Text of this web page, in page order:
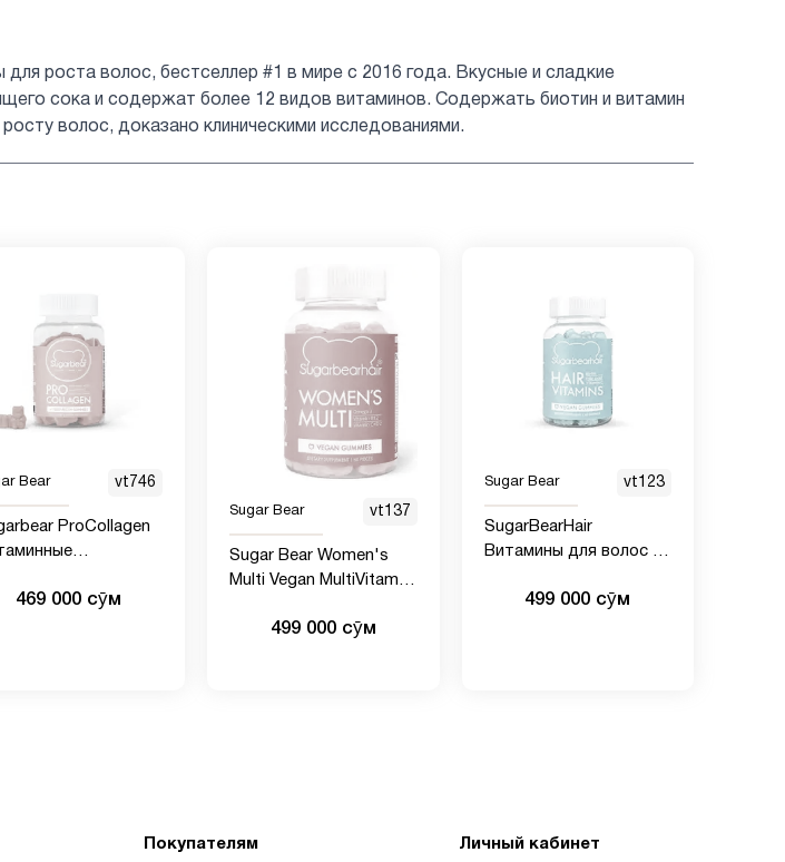
роста волос, бестселлер #1 в мире с 2016 года. Вкусные и сладкие
сока и содержат более 12 видов витаминов. Содержать биотин и витамин
волос, доказано клиническими исследованиями.
Bear vt746
ProCollagen
469 000 сӯм
Sugar Bear vt137
Sugar Bear Women's
Multi Vegan MultiVitamin
499 000 сӯм
Sugar Bear vt123
SugarBearHair
Витамины для волос 60
499 000 сӯм
Покупателям Личный кабинет